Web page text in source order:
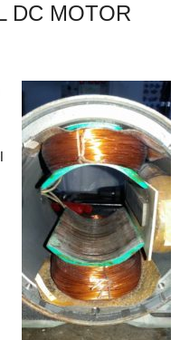
DC MOTOR